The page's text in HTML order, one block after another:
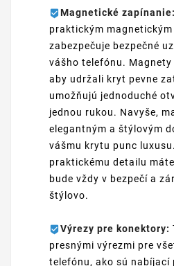
Magnetické zapínanie:
praktickým
zabezpečuje bezpečné
vášho telefónu.
aby udržali kryt pevne
umožňujú jednoduché
jednou rukou. Navyše,
elegantným a štýlovým
vášmu krytu punc
praktickému detailu
bude vždy v bezpečí a
štýlovo.
Výrezy pre konektory:
presnými výrezmi pre
telefónu, ako sú nabíjací